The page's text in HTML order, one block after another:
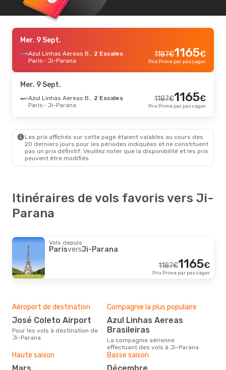
Mer. 9 Sept.
Azul Linhas Aereas Brasileiras 2 Escales
Paris- Ji-Parana
1187€1165€
Prix Prime par passager
Mer. 9 Sept.
Azul Linhas Aereas Brasileiras 2 Escales
Paris- Ji-Parana
1187€1165€
Prix Prime par passager
Les prix affichés sur cette page étaient valables au cours des
20 derniers jours pour les périodes indiquées et ne constituent
pas un prix définitif. Veuillez noter que la disponibilité et les prix
peuvent être modifiés.
Itinéraires de vols favoris vers Ji-
Parana
Vols depuis
ParisversJi-Parana
1187€1165€
Prix Prime par passager
Aéroport de destination
José Coleto Airport
Pour les vols à destination de
Ji-Parana
Compagnie la plus populaire
Azul Linhas Aereas
Brasileiras
La compagnie aérienne
effectuant des vols à Ji-Parana
Haute saison Basse saison